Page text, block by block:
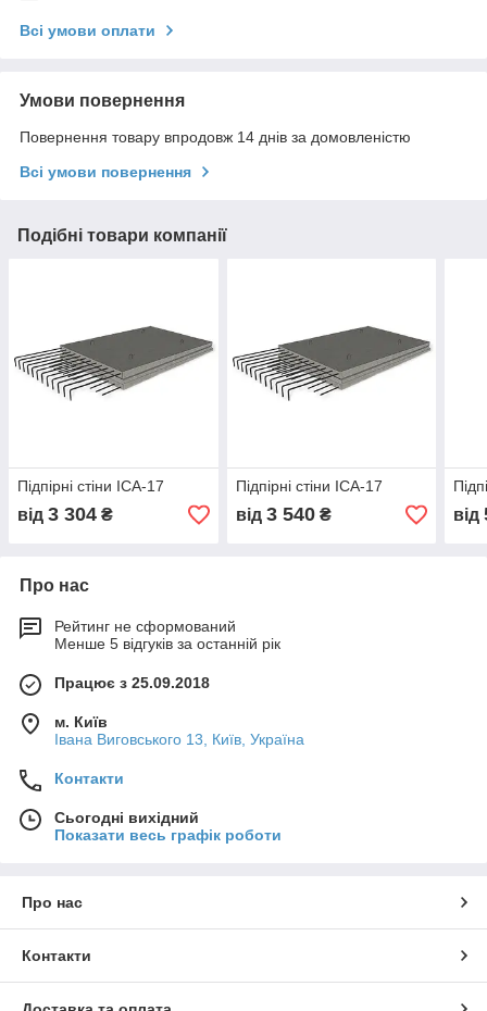
Всі умови оплати
Умови повернення
Повернення товару впродовж 14 днів за домовленістю
Всі умови повернення
Подібні товари компанії
Підпірні стіни ІСА-17
від 3 304 ₴
Підпірні стіни ІСА-17
від 3 540₴ від
Про нас
Рейтинг не сформований
Менше 5 відгуків за останній рік
Працює з 25.09.2018
м. Київ
Івана Виговського 13, Київ, Україна
Контакти
Сьогодні вихідний
Показати весь графік роботи
Про нас
Контакти